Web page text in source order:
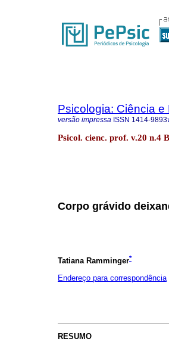
Psicologia: Ciência e
versão impressa ISSN 1414-9893
Psicol. cienc. prof. v.20 n.4
Corpo grávido
Tatiana Ramminger*
Endereço para correspondência
RESUMO